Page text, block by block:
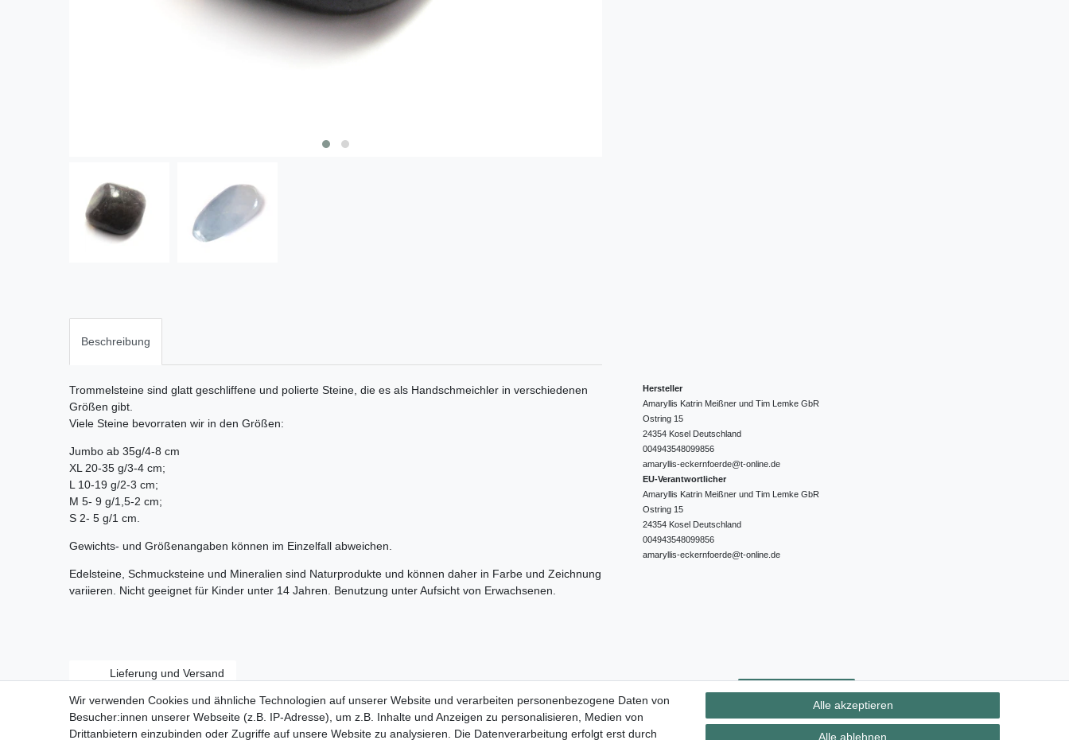
Beschreibung
Trommelsteine sind glatt geschliffene und polierte Steine, die es als Handschmeichler in verschiedenen
Größen gibt.
Viele Steine bevorraten wir in den Größen:
Jumbo ab 35g/4-8 cm
XL 20-35 g/3-4 cm;
L 10-19 g/2-3 cm;
M 5- 9 g/1,5-2 cm;
S 2- 5 g/1 cm.
Gewichts- und Größenangaben können im Einzelfall abweichen.
Edelsteine, Schmucksteine und Mineralien sind Naturprodukte und können daher in Farbe und Zeichnung
variieren. Nicht geeignet für Kinder unter 14 Jahren. Benutzung unter Aufsicht von Erwachsenen.
Hersteller
Amaryllis Katrin Meißner und Tim Lemke GbR
Ostring 15
24354 Kosel Deutschland
004943548099856
amaryllis-eckernfoerde@t-online.de
EU-Verantwortlicher
Amaryllis Katrin Meißner und Tim Lemke GbR
Ostring 15
24354 Kosel Deutschland
004943548099856
amaryllis-eckernfoerde@t-online.de
Lieferung und Versand
Widerrufs­recht Vertrag widerrufen Kontakt
Wir verwenden Cookies und ähnliche Technologien auf unserer Website und verarbeiten personenbezogene Daten von
Besucher:innen unserer Webseite (z.B. IP-Adresse), um z.B. Inhalte und Anzeigen zu personalisieren, Medien von
Drittanbietern einzubinden oder Zugriffe auf unsere Website zu analysieren. Die Datenverarbeitung erfolgt erst durch
Alle akzeptieren
Alle ablehnen